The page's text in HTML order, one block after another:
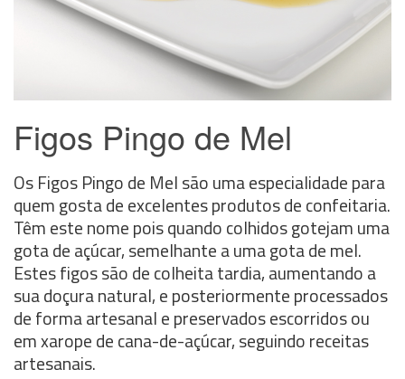
Figos Pingo de Mel
Os Figos Pingo de Mel são uma especialidade para
quem gosta de excelentes produtos de confeitaria.
Têm este nome pois quando colhidos gotejam uma
gota de açúcar, semelhante a uma gota de mel.
Estes figos são de colheita tardia, aumentando a
sua doçura natural, e posteriormente processados
de forma artesanal e preservados escorridos ou
em xarope de cana-de-açúcar, seguindo receitas
artesanais.